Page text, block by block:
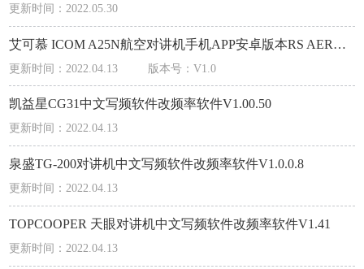
更新时间：2022.05.30
艾可慕 ICOM A25N航空对讲机手机APP安卓版本RS AERO1A_v1.0_apkpure.com.apk.1.1
更新时间：2022.04.13 版本号：V1.0
凯益星CG31中文写频软件改频率软件V1.00.50
更新时间：2022.04.13
泉盛TG-200对讲机中文写频软件改频率软件V1.0.0.8
更新时间：2022.04.13
TOPCOOPER 天眼对讲机中文写频软件改频率软件V1.41
更新时间：2022.04.13